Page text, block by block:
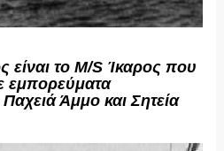
είναι το M/S Ίκαρος που
εμπορεύματα
Άμμο και Σητεία